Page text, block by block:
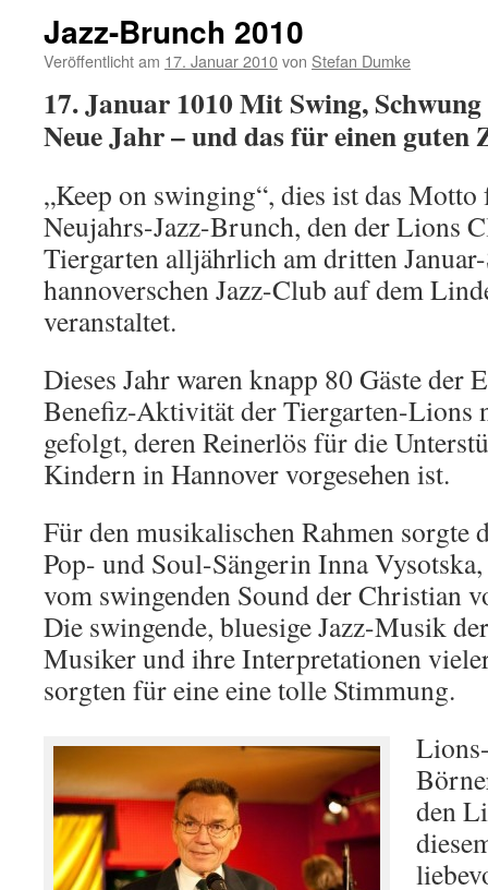
Jazz-Brunch 2010
Veröffentlicht am 17. Januar 2010von Stefan Dumke
17. Januar 1010 Mit Swing,
Neue Jahr – und das für einen guten
„Keep on swinging“, dies ist das
Neujahrs-Jazz-Brunch, den der Lions
Tiergarten alljährlich am dritten
hannoverschen Jazz-Club auf dem
veranstaltet.
Dieses Jahr waren knapp 80 Gäste der
Benefiz-Aktivität der Tiergarten-Lions
gefolgt, deren Reinerlös für die
Kindern in Hannover vorgesehen ist.
Für den musikalischen Rahmen sorgte
Pop- und Soul-Sängerin Inna
vom swingenden Sound der Christian
Die swingende, bluesige Jazz-Musik
Musiker und ihre Interpretationen
sorgten für eine eine tolle Stimmung.
den